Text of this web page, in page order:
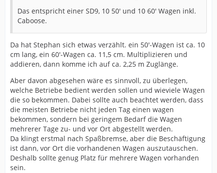
Das entspricht einer SD9, 10 50' und 10 60' Wagen inkl.
Caboose.
Da hat Stephan sich etwas verzählt. ein 50'-Wagen ist ca. 10
cm lang, ein 60'-Wagen ca. 11,5 cm. Multiplizieren und
addieren, dann komme ich auf ca. 2,25 m Zuglänge.
Aber davon abgesehen wäre es sinnvoll, zu überlegen,
welche Betriebe bedient werden sollen und wieviele Wagen
die so bekommen. Dabei sollte auch beachtet werden, dass
die meisten Betriebe nicht jeden Tag einen wagen
bekommen, sondern bei geringem Bedarf die Wagen
mehrerer Tage zu- und vor Ort abgestellt werden.
Da klingt erstmal nach Spaßbremse, aber die Beschäftigung
ist dann, vor Ort die vorhandenen Wagen auszutauschen.
Deshalb sollte genug Platz für mehrere Wagen vorhanden
sein.